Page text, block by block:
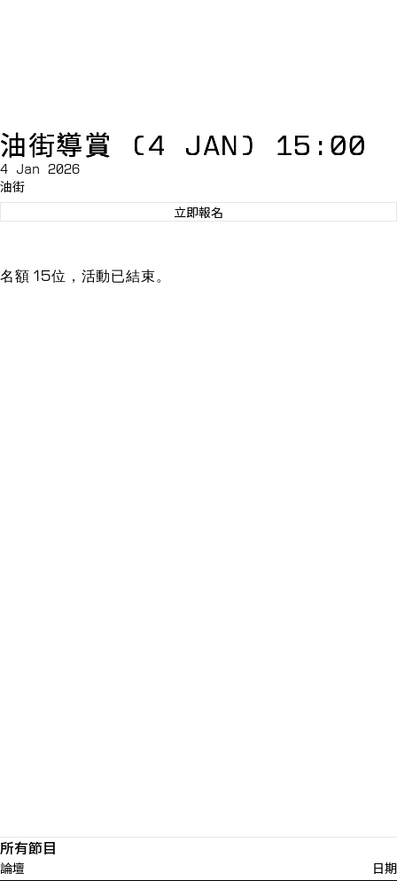
油街導賞 (4 JAN) 15:00
油街導賞 (4 JAN) 15:00
油街導賞 (4 JAN) 15:00
4 Jan 2026
油街
立即報名
名額 15位，活動已結束。
所有節目
論壇
日期